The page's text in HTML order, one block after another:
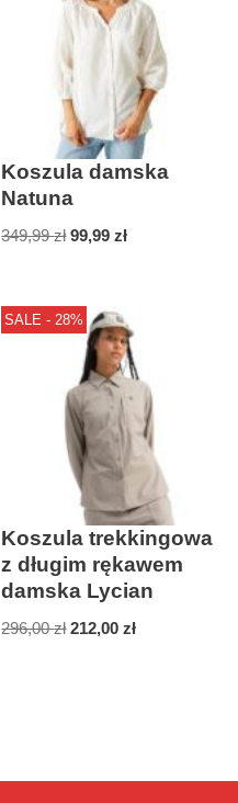
Koszula damska
Natuna
349,99zł 99,99zł
SALE - 28%
Koszula trekkingowa
z długim rękawem
damska Lycian
296,00zł 212,00zł